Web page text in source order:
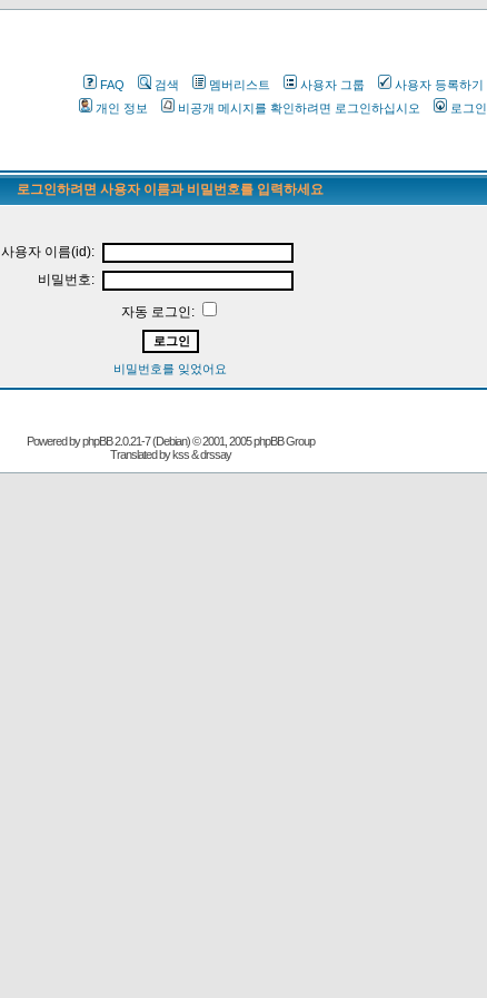
FAQ 검색 멤버리스트 사용자 그룹
사용자 등록하기
개인 정보
비공개 메시지를 확인하려면 로그인하십시오 로그인
로그인하려면 사용자 이름과 비밀번호를 입력하세요
사용자 이름(id):
비밀번호:
자동 로그인:
비밀번호를 잊었어요
Powered byphpBB2.0.21-7 (Debian) © 2001, 2005 phpBB Group
Translated by kss & drssay